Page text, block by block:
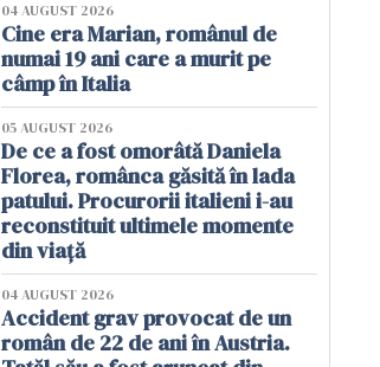
04 AUGUST 2026
Cine era Marian, românul de
numai 19 ani care a murit pe
câmp în Italia
05 AUGUST 2026
De ce a fost omorâtă Daniela
Florea, românca găsită în lada
patului. Procurorii italieni i-au
reconstituit ultimele momente
din viață
04 AUGUST 2026
Accident grav provocat de un
român de 22 de ani în Austria.